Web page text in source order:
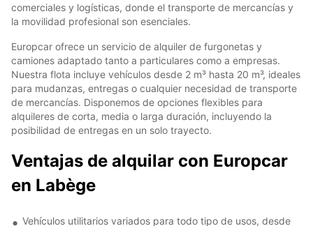
comerciales y logísticas, donde el transporte de mercancías y
la movilidad profesional son esenciales.
Europcar ofrece un servicio de alquiler de furgonetas y
camiones adaptado tanto a particulares como a empresas.
Nuestra flota incluye vehículos desde 2 m³ hasta 20 m³, ideales
para mudanzas, entregas o cualquier necesidad de transporte
de mercancías. Disponemos de opciones flexibles para
alquileres de corta, media o larga duración, incluyendo la
posibilidad de entregas en un solo trayecto.
Ventajas de alquilar con Europcar
en Labège
Vehículos utilitarios variados para todo tipo de usos, desde